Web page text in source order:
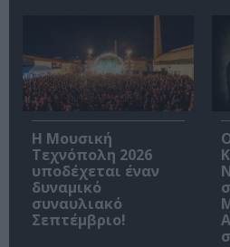
Η Μουσική
Τεχνόπολη 2026
υποδέχεται έναν
δυναμικό
συναυλιακό
Σεπτέμβριο!